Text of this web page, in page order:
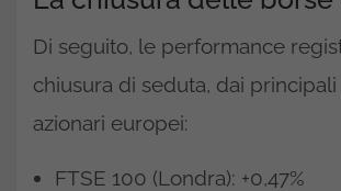
Di seguito, le performance
chiusura di seduta, dai
azionari europei:
FTSE 100 (Londra): +0,47%